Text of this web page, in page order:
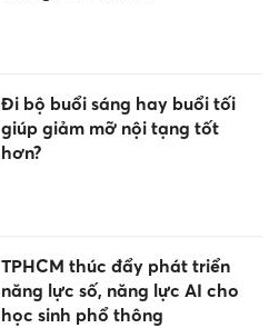
Đi bộ buổi sáng hay buổi tối
giúp giảm mỡ nội tạng tốt
hơn?
TPHCM thúc đẩy phát triển
năng lực số, năng lực AI cho
học sinh phổ thông